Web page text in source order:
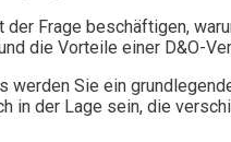
Frage beschäftigen,
die Vorteile einer D&O-
werden Sie ein
in der Lage sein, die